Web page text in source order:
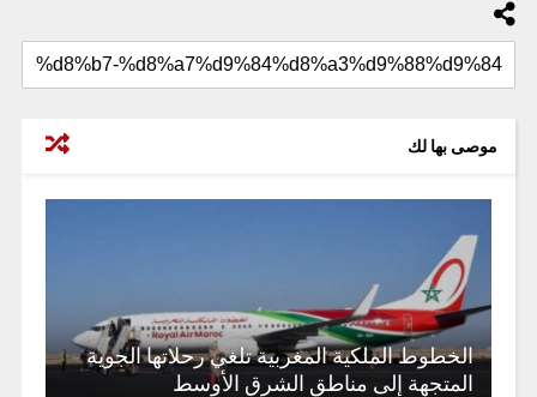
موصى بها لك
الخطوط الملكية المغربية تلغي رحلاتها الجوية
المتجهة إلى مناطق الشرق الأوسط